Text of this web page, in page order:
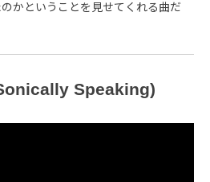
かということを見せてくれる曲だ
Speaking)